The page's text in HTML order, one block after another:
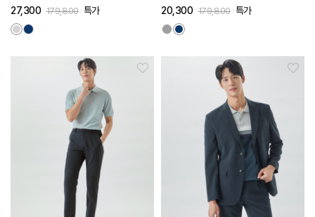
179,800
27,300 특가 179,800
20,300 특가